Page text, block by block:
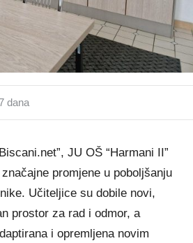
dana
JU OŠ “Harmani II”
promjene u poboljšanju
Učiteljice su dobile novi,
prostor za rad i odmor, a
i opremljena novim